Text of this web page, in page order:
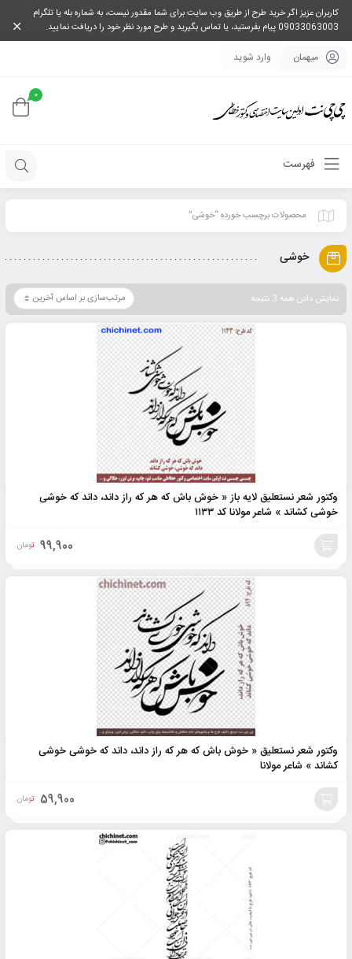
کاربران عزیز اگر خرید طرح از طریق وب سایت برای شما مقدور نیست، به شماره بله یا تلگرام
09033063003 پیام بفرستید، یا تماس بگیرید و طرح مورد نظر خود را دریافت نمایید.
میهمان وارد شوید
0
فهرست
محصولات برچسب خورده “خوشی”
خوشی
نمایش دادن همه 3 نتیجه
وکتور شعر نستعلیق لایه باز « خوش باش که هر که راز داند، داند که خوشی
خوشی کشاند » شاعر مولانا کد ۱۱۳۳
99,900 تومان
وکتور شعر نستعلیق « خوش باش که هر که راز داند، داند که خوشی خوشی
کشاند » شاعر مولانا
59,900 تومان